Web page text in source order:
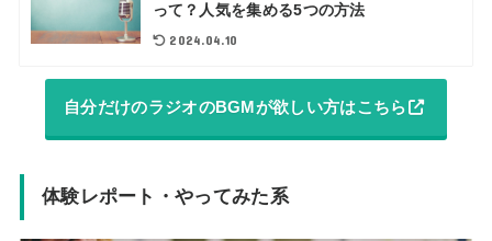
って？人気を集める5つの方法
2024.04.10
自分だけのラジオのBGMが欲しい方はこちら
体験レポート・やってみた系